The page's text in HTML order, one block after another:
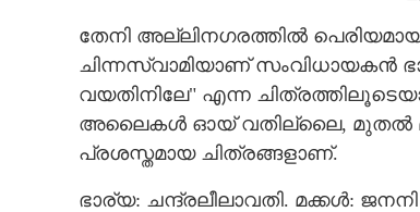
തേനി അല്ലിനഗരത്തിൽ
ചിന്നസ്വാമിയാണ് സംവിധായകൻ
വയതിനിലേ" എന്ന
അലൈകൾ ഓയ് വതില്ലൈ, മുതൽ
പ്രശസ്തമായ ചിത്രങ്ങളാണ്.
ഭാര്യ: ചന്ദ്രലീലാവതി. മക്കൾ: